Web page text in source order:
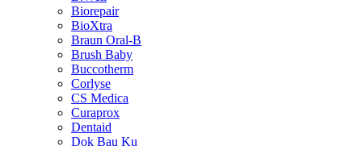
Biorepair
BioXtra
Braun Oral-B
Brush Baby
Buccotherm
Corlyse
CS Medica
Curaprox
Dentaid
Dok Bau Ku